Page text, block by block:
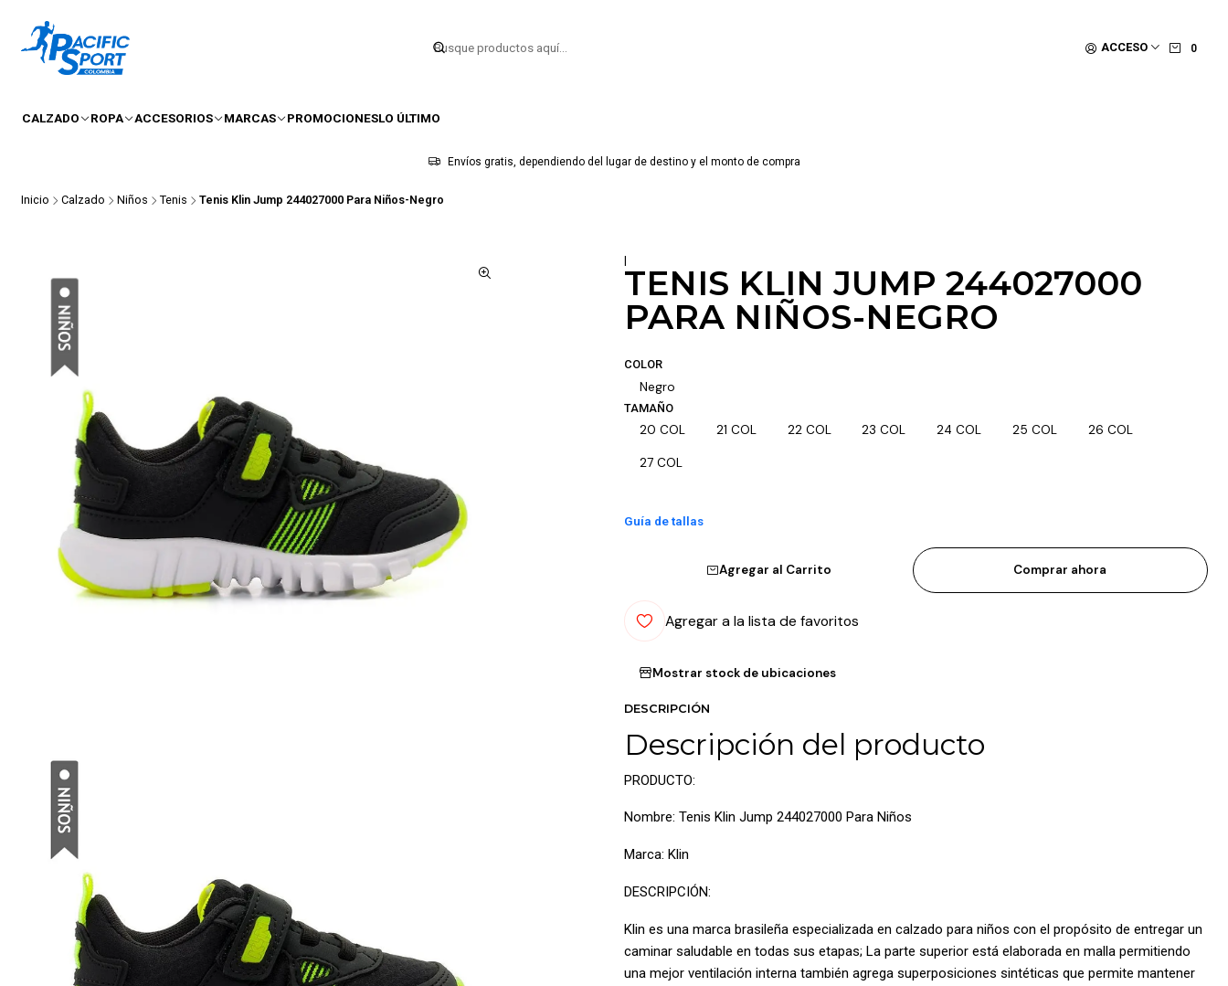
ACCESO 0
CALZADO ROPA ACCESORIOS MARCAS PROMOCIONESLO ÚLTIMO
Envíos gratis, dependiendo del lugar de destino y el monto de compra
Inicio Calzado Niños Tenis Tenis Klin Jump 244027000 Para Niños-Negro
|
TENIS KLIN JUMP 244027000
PARA NIÑOS-NEGRO
COLOR
Negro
TAMAÑO
20 COL 21 COL 22 COL 23 COL 24 COL 25 COL 26 COL
27 COL
Guía de tallas
Agregar al Carrito Comprar ahora
Agregar a la lista de favoritos
Mostrar stock de ubicaciones
DESCRIPCIÓN
Descripción del producto
PRODUCTO:
Nombre: Tenis Klin Jump 244027000 Para Niños
Marca: Klin
DESCRIPCIÓN:
Klin es una marca brasileña especializada en calzado para niños con el propósito de entregar un
caminar saludable en todas sus etapas; La parte superior está elaborada en malla permitiendo
una mejor ventilación interna también agrega superposiciones sintéticas que permite mantener